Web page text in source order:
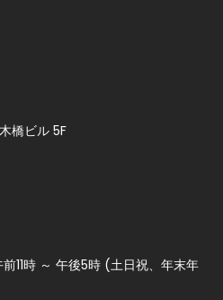
橋ビル 5F
11時 ～ 午後5時 (土日祝、年末年